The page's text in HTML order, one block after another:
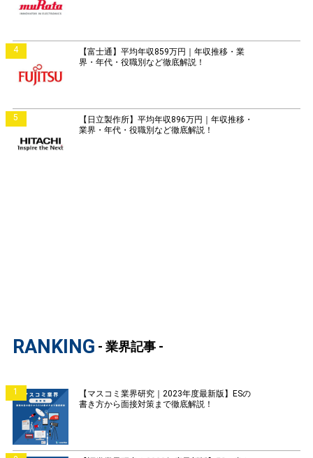
4
【富士通】平均年収859万円｜年収推移・業
界・年代・役職別など徹底解説！
5
【日立製作所】平均年収896万円｜年収推移・
業界・年代・役職別など徹底解説！
RANKING - 業界記事 -
1
【マスコミ業界研究｜2023年度最新版】ESの
書き方から面接対策まで徹底解説！